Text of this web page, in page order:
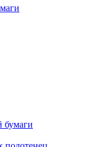
бумаги